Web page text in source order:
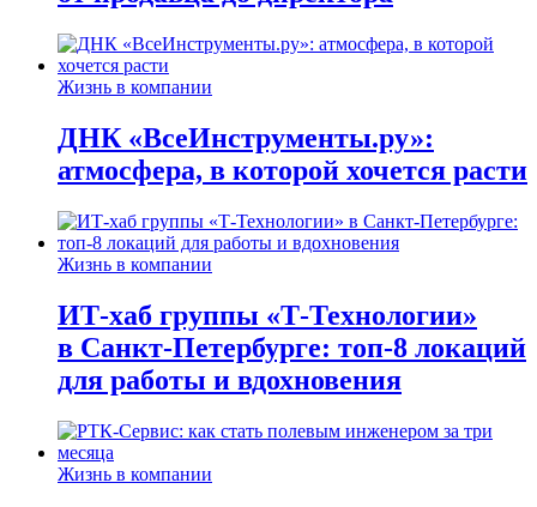
Жизнь в компании
ДНК «ВсеИнструменты.ру»:
атмосфера, в которой хочется расти
Жизнь в компании
ИТ-хаб группы «Т-Технологии»
в Санкт-Петербурге: топ-8 локаций
для работы и вдохновения
Жизнь в компании